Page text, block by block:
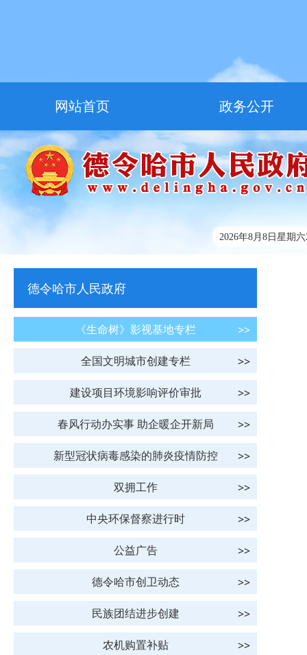
网站首页 政务公开
走进德令哈 友情链接
2026年8月8日星期六
德令哈市人民政府
《生命树》影视基地专栏
全国文明城市创建专栏
建设项目环境影响评价审批
春风行动办实事 助企暖企开新局
新型冠状病毒感染的肺炎疫情防控
双拥工作
中央环保督察进行时
公益广告
德令哈市创卫动态
民族团结进步创建
农机购置补贴